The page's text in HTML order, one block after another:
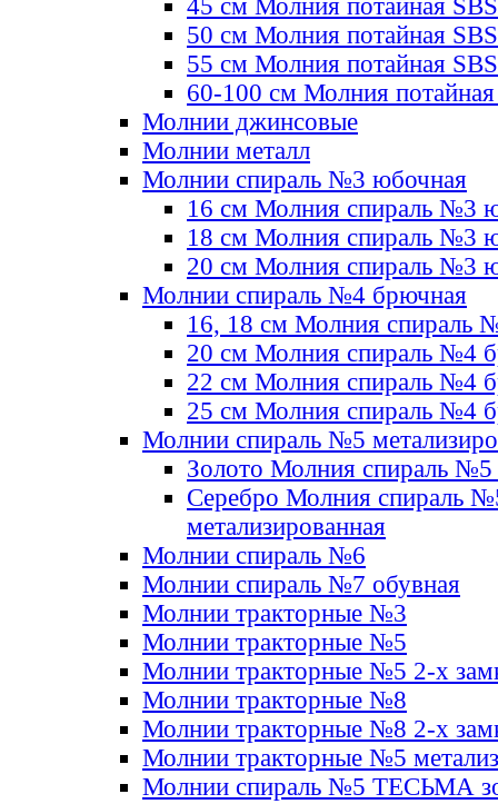
45 см Молния потайная SBS
50 см Молния потайная SBS
55 см Молния потайная SBS
60-100 см Молния
Молнии джинсовые
Молнии металл
Молнии спираль №3 юбочная
16 см Молния спираль №3
18 см Молния спираль №3
20 см Молния спираль №3
Молнии спираль №4 брючная
16, 18 см Молния спираль
20 см Молния спираль №4
22 см Молния спираль №4
25 см Молния спираль №4
Молнии спираль №5
Золото Молния спираль №5
Серебро Молния спираль
метализированная
Молнии спираль №6
Молнии спираль №7 обувная
Молнии тракторные №3
Молнии тракторные №5
Молнии тракторные №5 2-х
Молнии тракторные №8
Молнии тракторные №8 2-х
Молнии тракторные №5
Молнии спираль №5 ТЕСЬМА